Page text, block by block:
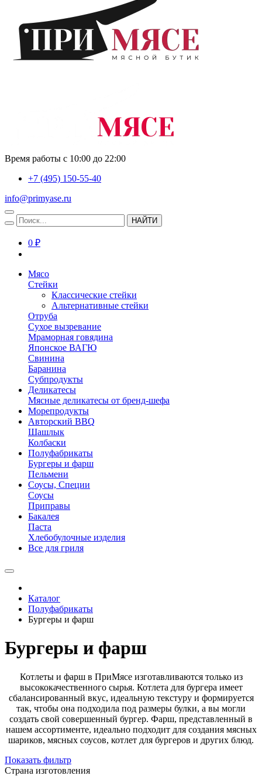
Время работы с 10:00 до 22:00
+7 (495) 150-55-40
info@primyase.ru
НАЙТИ
0 ₽
Мясо
Стейки
Классические стейки
Альтернативные стейки
Отруба
Сухое вызревание
Мраморная говядина
Японское ВАГЮ
Свинина
Баранина
Субпродукты
Деликатесы
Мясные деликатесы от бренд-шефа
Морепродукты
Авторский BBQ
Шашлык
Колбаски
Полуфабрикаты
Бургеры и фарш
Пельмени
Соусы, Специи
Соусы
Приправы
Бакалея
Паста
Хлебобулочные изделия
Все для гриля
Каталог
Полуфабрикаты
Бургеры и фарш
Бургеры и фарш
Котлеты и фарш в ПриМясе изготавливаются только из
высококачественного сырья. Котлета для бургера имеет
сбалансированный вкус, идеальную текстуру и формируется
так, чтобы она подходила под размеры булки, а вы могли
создать свой совершенный бургер. Фарш, представленный в
нашем ассортименте, идеально подходит для создания мясных
шариков, мясных соусов, котлет для бургеров и других блюд.
Показать фильтр
Страна изготовления